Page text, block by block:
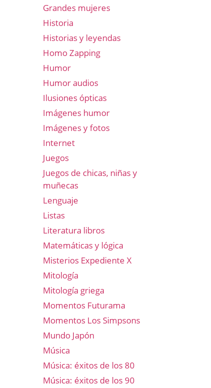
Grandes mujeres
Historia
Historias y leyendas
Homo Zapping
Humor
Humor audios
Ilusiones ópticas
Imágenes humor
Imágenes y fotos
Internet
Juegos
Juegos de chicas, niñas y
muñecas
Lenguaje
Listas
Literatura libros
Matemáticas y lógica
Misterios Expediente X
Mitología
Mitología griega
Momentos Futurama
Momentos Los Simpsons
Mundo Japón
Música
Música: éxitos de los 80
Música: éxitos de los 90